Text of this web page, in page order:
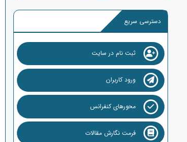
دسترسی سریع
ثبت نام در سایت
ورود کاربران
محورهای کنفرانس
فرمت نگارش مقالات